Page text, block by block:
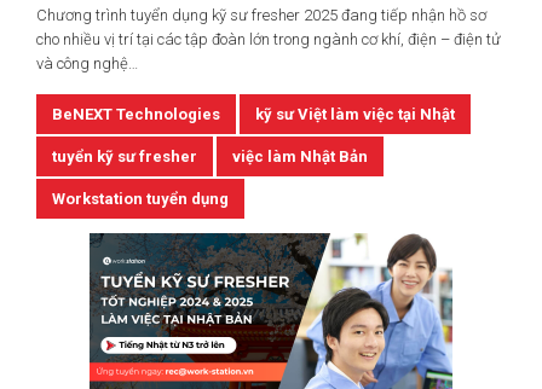
Chương trình tuyển dụng kỹ sư fresher 2025 đang tiếp nhận hồ sơ
cho nhiều vị trí tại các tập đoàn lớn trong ngành cơ khí, điện – điện tử
và công nghệ…
BeNEXT Technologies kỹ sư Việt làm việc tại Nhật
tuyển kỹ sư fresher việc làm Nhật Bản
Workstation tuyển dụng